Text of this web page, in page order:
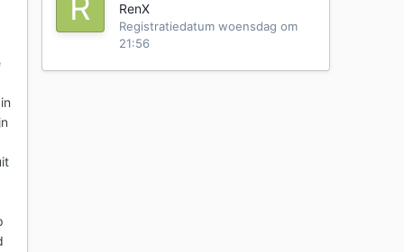
RenX
Registratiedatum woensdag om
21:56